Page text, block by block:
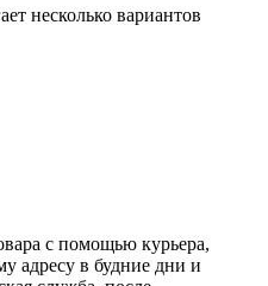
несколько вариантов
с помощью курьера,
адресу в будние дни и